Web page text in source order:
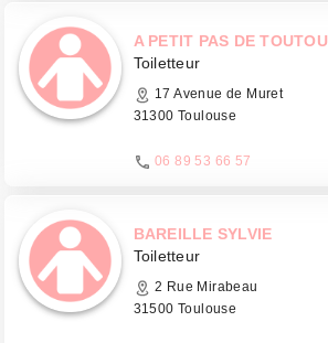
A PETIT PAS DE TOUTOU
Toiletteur
17 Avenue de Muret
31300 Toulouse
06 89 53 66 57
BAREILLE SYLVIE
Toiletteur
2 Rue Mirabeau
31500 Toulouse